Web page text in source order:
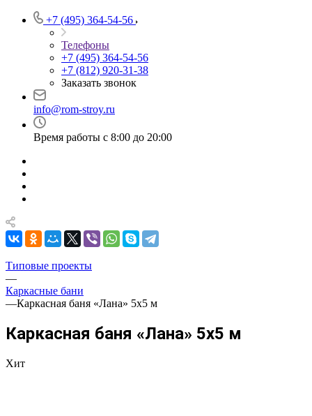
+7 (495) 364-54-56
Телефоны
+7 (495) 364-54-56
+7 (812) 920-31-38
Заказать звонок
info@rom-stroy.ru
Время работы с 8:00 до 20:00
Типовые проекты
—
Каркасные бани
—Каркасная баня «Лана» 5х5 м
Каркасная баня «Лана» 5х5 м
Хит